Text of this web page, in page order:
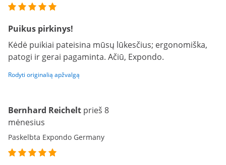
Puikus pirkinys!
Kėdė puikiai pateisina mūsų lūkesčius; ergonomiška,
patogi ir gerai pagaminta. Ačiū, Expondo.
Rodyti originalią apžvalgą
Bernhard Reichelt prieš 8
mėnesius
Paskelbta Expondo Germany